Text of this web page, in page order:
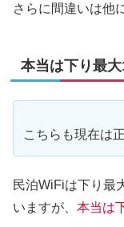
さらに間違いは他
本当は下り最
こちらも現在は
民泊WiFiは下り最
いますが、 本当は